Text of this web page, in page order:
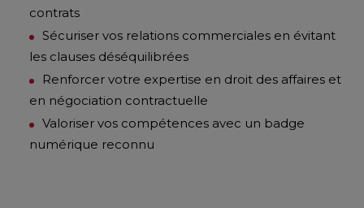
contrats
Sécuriser vos relations commerciales en évitant
les clauses déséquilibrées
Renforcer votre expertise en droit des affaires et
en négociation contractuelle
Valoriser vos compétences avec un badge
numérique reconnu